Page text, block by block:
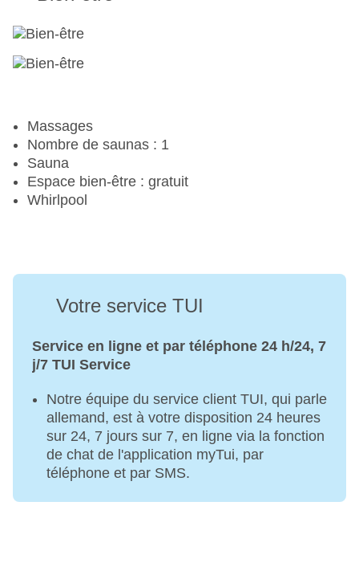
Massages
Nombre de saunas : 1
Sauna
Espace bien-être : gratuit
Whirlpool
Votre service TUI
Service en ligne et par téléphone 24 h/24, 7
j/7 TUI Service
Notre équipe du service client TUI, qui parle
allemand, est à votre disposition 24 heures
sur 24, 7 jours sur 7, en ligne via la fonction
de chat de l'application myTui, par
téléphone et par SMS.